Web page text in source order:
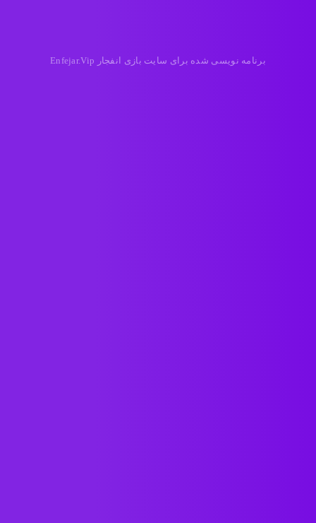
برنامه نویسی شده برای سایت بازی انفجار Enfejar.Vip